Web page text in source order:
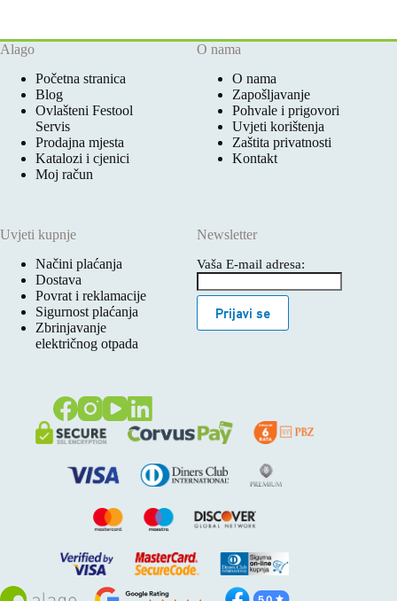
Alago
Početna stranica
Blog
Ovlašteni Festool
Servis
Prodajna mjesta
Katalozi i cjenici
Moj račun
O nama
O nama
Zapošljavanje
Pohvale i prigovori
Uvjeti korištenja
Zaštita privatnosti
Kontakt
Uvjeti kupnje
Načini plaćanja
Dostava
Povrat i reklamacije
Sigurnost plaćanja
Zbrinjavanje
električnog otpada
Newsletter
Vaša E-mail adresa:
Prijavi se